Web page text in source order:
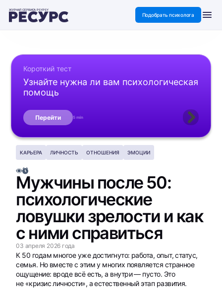
ЖУРНАЛ СЕРВИСА PSYPSY
Подобрать психолога
Короткий тест
Узнайте нужна ли вам психологическая
помощь
Перейти 5 min
КАРЬЕРА ЛИЧНОСТЬ ОТНОШЕНИЯ ЭМОЦИИ
Мужчины после 50:
психологические
ловушки зрелости и как
с ними справиться
03 апреля 2026 года
К 50 годам многое уже достигнуто: работа, опыт, статус,
семья. Но вместе с этим у многих появляется странное
ощущение: вроде всё есть, а внутри — пусто. Это
не «кризис личности», а естественный этап развития.